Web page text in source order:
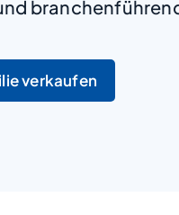
verkaufen